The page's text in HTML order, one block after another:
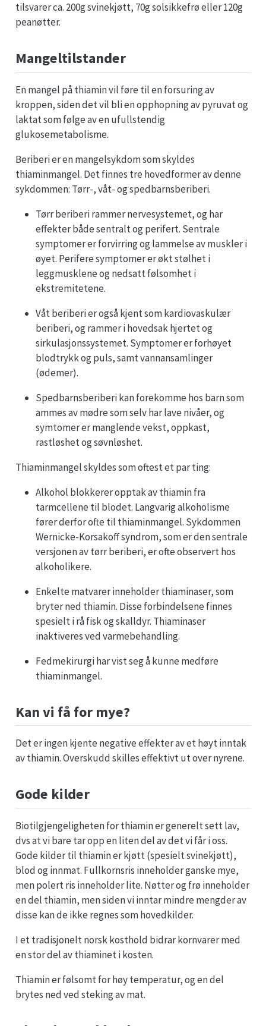
tilsvarer ca. 200g svinekjøtt, 70g solsikkefrø eller 120g
peanøtter.
Mangeltilstander
En mangel på thiamin vil føre til en forsuring av
kroppen, siden det vil bli en opphopning av pyruvat og
laktat som følge av en ufullstendig
glukosemetabolisme.
Beriberi er en mangelsykdom som skyldes
thiaminmangel. Det finnes tre hovedformer av denne
sykdommen: Tørr-, våt- og spedbarnsberiberi.
Tørr beriberi rammer nervesystemet, og har
effekter både sentralt og perifert. Sentrale
symptomer er forvirring og lammelse av muskler i
øyet. Perifere symptomer er økt stølhet i
leggmusklene og nedsatt følsomhet i
ekstremitetene.
Våt beriberi er også kjent som kardiovaskulær
beriberi, og rammer i hovedsak hjertet og
sirkulasjonssystemet. Symptomer er forhøyet
blodtrykk og puls, samt vannansamlinger
(ødemer).
Spedbarnsberiberi kan forekomme hos barn som
ammes av mødre som selv har lave nivåer, og
symtomer er manglende vekst, oppkast,
rastløshet og søvnløshet.
Thiaminmangel skyldes som oftest et par ting:
Alkohol blokkerer opptak av thiamin fra
tarmcellene til blodet. Langvarig alkoholisme
fører derfor ofte til thiaminmangel. Sykdommen
Wernicke-Korsakoff syndrom, som er den sentrale
versjonen av tørr beriberi, er ofte observert hos
alkoholikere.
Enkelte matvarer inneholder thiaminaser, som
bryter ned thiamin. Disse forbindelsene finnes
spesielt i rå fisk og skalldyr. Thiaminaser
inaktiveres ved varmebehandling.
Fedmekirurgi har vist seg å kunne medføre
thiaminmangel.
Kan vi få for mye?
Det er ingen kjente negative effekter av et høyt inntak
av thiamin. Overskudd skilles effektivt ut over nyrene.
Gode kilder
Biotilgjengeligheten for thiamin er generelt sett lav,
dvs at vi bare tar opp en liten del av det vi får i oss.
Gode kilder til thiamin er kjøtt (spesielt svinekjøtt),
blod og innmat. Fullkornsris inneholder ganske mye,
men polert ris inneholder lite. Nøtter og frø inneholder
en del thiamin, men siden vi inntar mindre mengder av
disse kan de ikke regnes som hovedkilder.
I et tradisjonelt norsk kosthold bidrar kornvarer med
en stor del av thiaminet i kosten.
Thiamin er følsomt for høy temperatur, og en del
brytes ned ved steking av mat.